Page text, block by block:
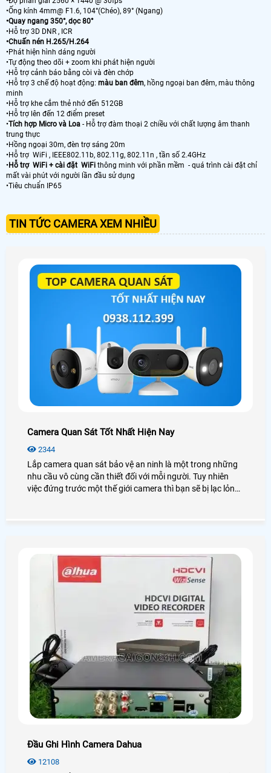
•Ống kính 4mm@ F1.6, 104°(Chéo), 89° (Ngang)
•Quay ngang 350°, dọc 80°
•Hỗ trợ 3D DNR , ICR
•Chuấn nén H.265/H.264
•Phát hiện hình dáng người
•Tự động theo dõi + zoom khi phát hiện người
•Hỗ trợ cảnh báo bằng còi và đèn chớp
•Hỗ trợ 3 chế độ hoạt động: màu ban đêm, hồng ngoại ban đêm, màu thông
minh
•Hỗ trợ khe cắm thẻ nhớ đến 512GB
•Hỗ trợ lên đến 12 điểm preset
•Tích hợp Micro và Loa - Hỗ trợ đàm thoại 2 chiều với chất lượng âm thanh
trung thực
•Hồng ngoại 30m, đèn trợ sáng 20m
•Hỗ trợ WiFi , IEEE802.11b, 802.11g, 802.11n , tần số 2.4GHz
•Hỗ trợ WiFi + cài đặt WiFi thông minh với phần mềm - quá trình cài đặt chỉ
mất vài phút với người lần đầu sử dụng
•Tiêu chuẩn IP65
TIN TỨC CAMERA XEM NHIỀU
Camera Quan Sát Tốt Nhất Hiện Nay
2344
Lắp camera quan sát bảo vệ an ninh là một trong những
nhu cầu vô cùng cần thiết đối với mỗi người. Tuy nhiên
việc đứng trước một thế giới camera thì bạn sẽ bị lạc lỏng,
Đầu Ghi Hình Camera Dahua
12108